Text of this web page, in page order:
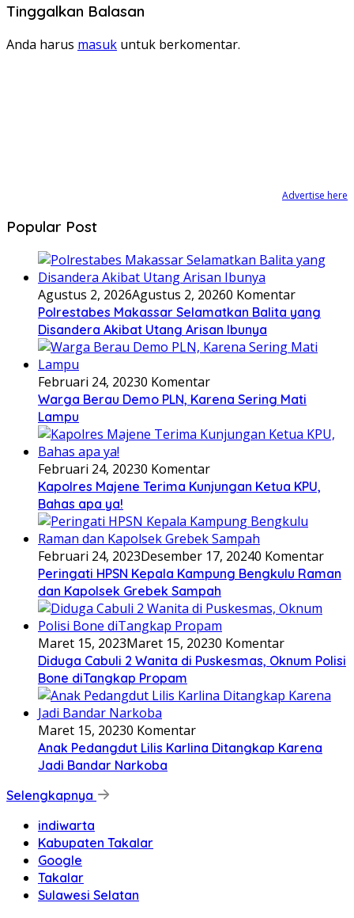
Tinggalkan Balasan
Anda harus masuk untuk berkomentar.
Advertise here
Popular Post
Agustus 2, 2026Agustus 2, 20260 Komentar
Polrestabes Makassar Selamatkan Balita yang
Disandera Akibat Utang Arisan Ibunya
Februari 24, 20230 Komentar
Warga Berau Demo PLN, Karena Sering Mati
Lampu
Februari 24, 20230 Komentar
Kapolres Majene Terima Kunjungan Ketua KPU,
Bahas apa ya!
Februari 24, 2023Desember 17, 20240 Komentar
Peringati HPSN Kepala Kampung Bengkulu Raman
dan Kapolsek Grebek Sampah
Maret 15, 2023Maret 15, 20230 Komentar
Diduga Cabuli 2 Wanita di Puskesmas, Oknum Polisi
Bone diTangkap Propam
Maret 15, 20230 Komentar
Anak Pedangdut Lilis Karlina Ditangkap Karena
Jadi Bandar Narkoba
Selengkapnya
indiwarta
Kabupaten Takalar
Google
Takalar
Sulawesi Selatan